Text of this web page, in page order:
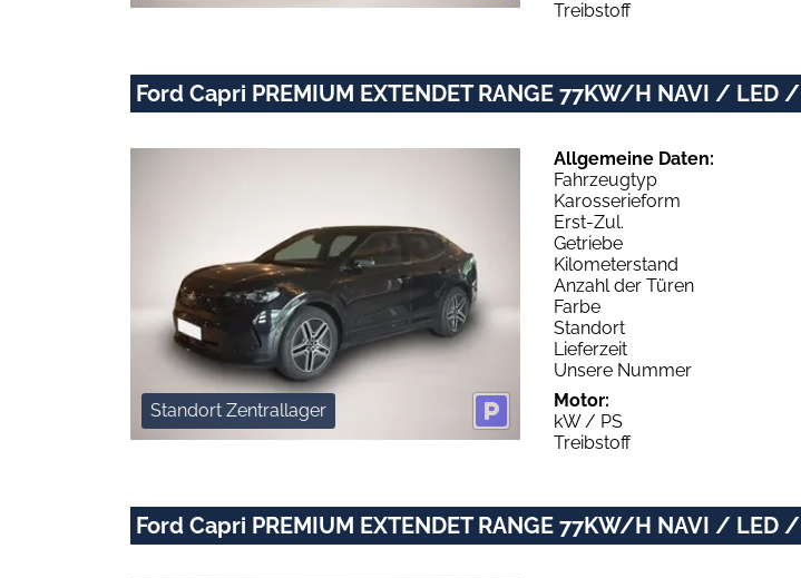
Treibstoff
Ford Capri PREMIUM EXTENDET RANGE 77KW/H NAVI / LED /
Standort Zentrallager
Allgemeine Daten:
Fahrzeugtyp
Karosserieform
Erst-Zul.
Getriebe
Kilometerstand
Anzahl der Türen
Farbe
Standort
Lieferzeit
Unsere Nummer
Motor:
kW / PS
Treibstoff
Ford Capri PREMIUM EXTENDET RANGE 77KW/H NAVI / LED /